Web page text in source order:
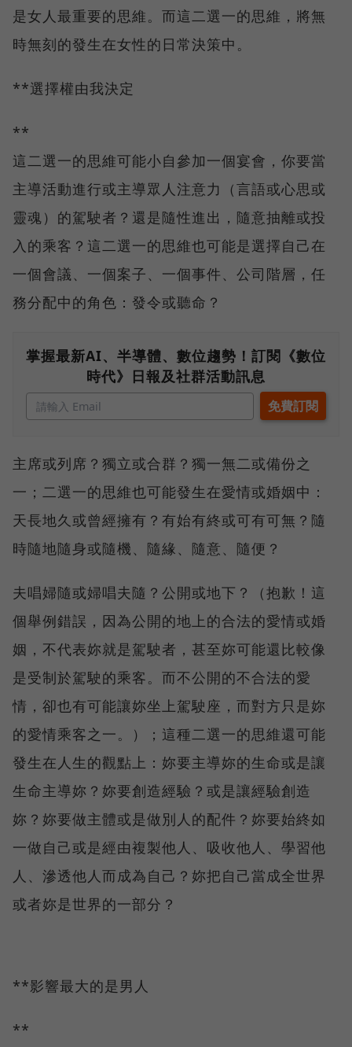
是女人最重要的思維。而這二選一的思維，將無
時無刻的發生在女性的日常決策中。
**選擇權由我決定
**
這二選一的思維可能小自參加一個宴會，你要當
主導活動進行或主導眾人注意力（言語或心思或
靈魂）的駕駛者？還是隨性進出，隨意抽離或投
入的乘客？這二選一的思維也可能是選擇自己在
一個會議、一個案子、一個事件、公司階層，任
務分配中的角色：發令或聽命？
掌握最新AI、半導體、數位趨勢！訂閱《數位
時代》日報及社群活動訊息
主席或列席？獨立或合群？獨一無二或備份之
一；二選一的思維也可能發生在愛情或婚姻中：
天長地久或曾經擁有？有始有終或可有可無？隨
時隨地隨身或隨機、隨緣、隨意、隨便？
夫唱婦隨或婦唱夫隨？公開或地下？（抱歉！這
個舉例錯誤，因為公開的地上的合法的愛情或婚
姻，不代表妳就是駕駛者，甚至妳可能還比較像
是受制於駕駛的乘客。而不公開的不合法的愛
情，卻也有可能讓妳坐上駕駛座，而對方只是妳
的愛情乘客之一。）；這種二選一的思維還可能
發生在人生的觀點上：妳要主導妳的生命或是讓
生命主導妳？妳要創造經驗？或是讓經驗創造
妳？妳要做主體或是做別人的配件？妳要始終如
一做自己或是經由複製他人、吸收他人、學習他
人、滲透他人而成為自己？妳把自己當成全世界
或者妳是世界的一部分？
**影響最大的是男人
**